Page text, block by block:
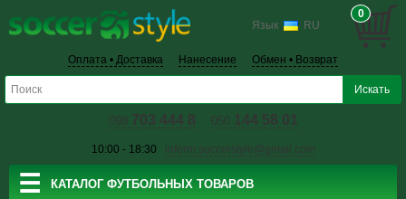
Язык RU
0
Оплата • Доставка Нанесение Обмен • Возврат
098 703 444 8 050 144 58 01
10:00 - 18:30 inform.soccerstyle@gmail.com
☰ КАТАЛОГ ФУТБОЛЬНЫХ ТОВАРОВ